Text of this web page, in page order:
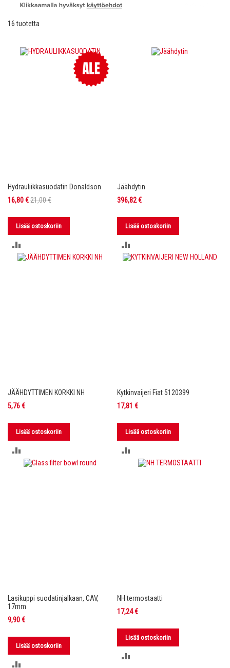
16tuotetta
Hydrauliikkasuodatin Donaldson
Tarjoushinta
16,80 €21,00 €
Lisää ostoskoriin
VERTAILUUN
Jäähdytin
396,82 €
Lisää ostoskoriin
VERTAILUUN
JÄÄHDYTTIMEN KORKKI NH
5,76 €
Lisää ostoskoriin
VERTAILUUN
Kytkinvaijeri Fiat 5120399
17,81 €
Lisää ostoskoriin
VERTAILUUN
Lasikuppi suodatinjalkaan, CAV,
17mm
9,90 €
Lisää ostoskoriin
NH termostaatti
17,24 €
Lisää ostoskoriin